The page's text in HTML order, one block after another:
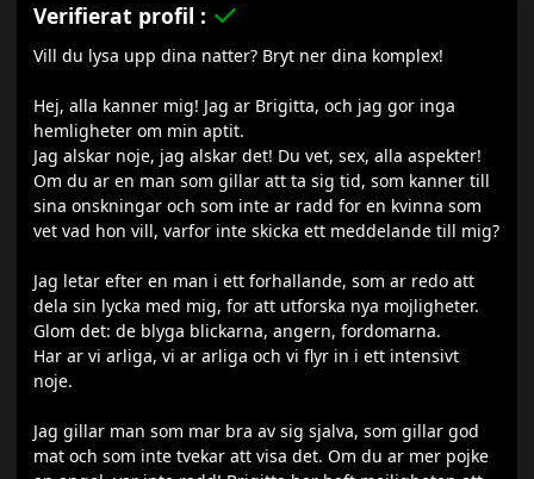
Verifierat profil :
Vill du lysa upp dina natter? Bryt ner dina komplex!
Hej, alla kanner mig! Jag ar Brigitta, och jag gor inga
hemligheter om min aptit.
Jag alskar noje, jag alskar det! Du vet, sex, alla aspekter!
Om du ar en man som gillar att ta sig tid, som kanner till
sina onskningar och som inte ar radd for en kvinna som
vet vad hon vill, varfor inte skicka ett meddelande till mig?
Jag letar efter en man i ett forhallande, som ar redo att
dela sin lycka med mig, for att utforska nya mojligheter.
Glom det: de blyga blickarna, angern, fordomarna.
Har ar vi arliga, vi ar arliga och vi flyr in i ett intensivt
noje.
Jag gillar man som mar bra av sig sjalva, som gillar god
mat och som inte tvekar att visa det. Om du ar mer pojke